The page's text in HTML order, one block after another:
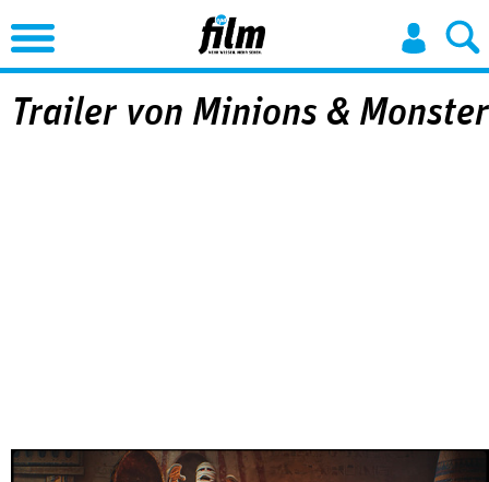
Jump to Navigation
Trailer von Minions & Monster